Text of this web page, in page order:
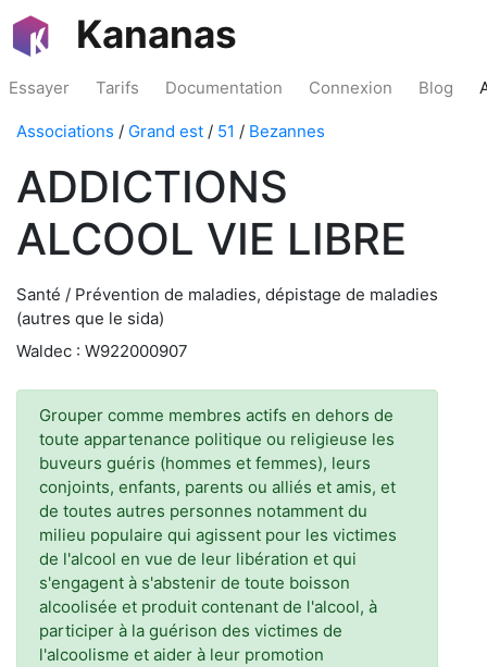
Kananas
Essayer Tarifs Documentation Connexion Blog
Associations / Grand est / 51 / Bezannes
ADDICTIONS
ALCOOL VIE LIBRE
Santé / Prévention de maladies, dépistage de maladies
(autres que le sida)
Waldec : W922000907
Grouper comme membres actifs en dehors de
toute appartenance politique ou religieuse les
buveurs guéris (hommes et femmes), leurs
conjoints, enfants, parents ou alliés et amis, et
de toutes autres personnes notamment du
milieu populaire qui agissent pour les victimes
de l'alcool en vue de leur libération et qui
s'engagent à s'abstenir de toute boisson
alcoolisée et produit contenant de l'alcool, à
participer à la guérison des victimes de
l'alcoolisme et aider à leur promotion